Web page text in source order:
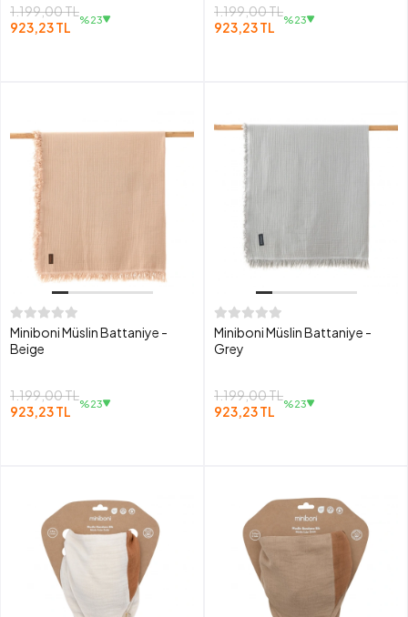
1.199,00 TL
923,23 TL
%23
1.199,00 TL
923,23 TL
%23
Miniboni Müslin Battaniye -
Beige
1.199,00 TL
923,23 TL
%23
Miniboni Müslin Battaniye -
Grey
1.199,00 TL
923,23 TL
%23